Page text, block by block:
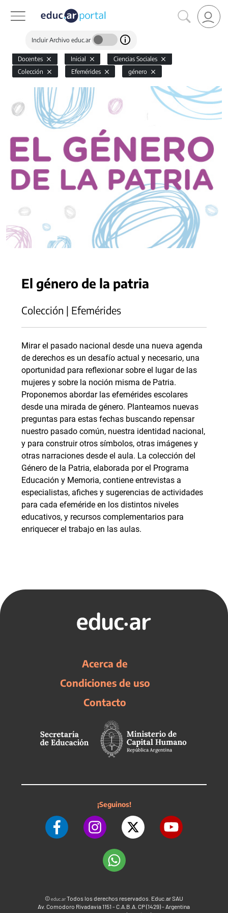
Incluir Archivo educ.ar
Docentes Inicial
Ciencias Sociales
Colección
Efemérides género
El género de la patria
Colección | Efemérides
Mirar el pasado nacional desde una nueva agenda
de derechos es un desafío actual y necesario, una
oportunidad para reflexionar sobre el lugar de las
mujeres y sobre la noción misma de Patria.
Proponemos abordar las efemérides escolares
desde una mirada de género. Planteamos nuevas
preguntas para estas fechas buscando repensar
nuestro pasado común, nuestra identidad nacional,
y para construir otros símbolos, otras imágenes y
otras narraciones desde el aula. La colección del
Género de la Patria, elaborada por el Programa
Educación y Memoria, contiene entrevistas a
especialistas, afiches y sugerencias de actividades
para cada efeméride en los distintos niveles
educativos, y recursos complementarios para
enriquecer el trabajo en las aulas.
Acerca de
Condiciones de uso
Contacto
¡Seguinos!
©educ.arTodos los derechos reservados. Educ.ar SAU
Av. Comodoro Rivadavia 1151 - C.A.B.A. CP (1429) - Argentina